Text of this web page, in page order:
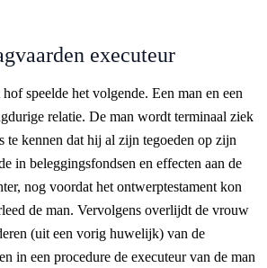
executeur
speelde het volgende. Een man en een
relatie. De man wordt terminaal ziek
te kennen dat hij al zijn tegoeden op zijn
in beleggingsfondsen en effecten aan de
nog voordat het ontwerptestament kon
de man. Vervolgens overlijdt de vrouw
(uit een vorig huwelijk) van de
in een procedure de executeur van de man